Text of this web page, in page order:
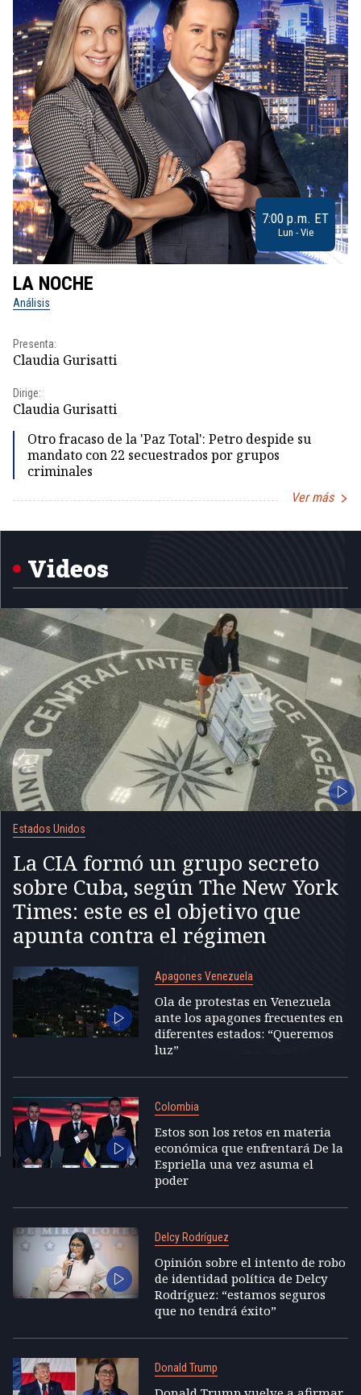
7:00 p.m. ET
Lun - Vie
LA NOCHE
Análisis
Presenta:
Claudia Gurisatti
Dirige:
Claudia Gurisatti
Otro fracaso de la 'Paz Total': Petro despide su
mandato con 22 secuestrados por grupos
criminales
Ver más
1
Videos
Estados Unidos
La CIA formó un grupo secreto
sobre Cuba, según The New York
Times: este es el objetivo que
apunta contra el régimen
Apagones Venezuela
Ola de protestas en Venezuela
ante los apagones frecuentes en
diferentes estados: “Queremos
luz”
Colombia
Estos son los retos en materia
económica que enfrentará De la
Espriella una vez asuma el
poder
Delcy Rodríguez
Opinión sobre el intento de robo
de identidad política de Delcy
Rodríguez: “estamos seguros
que no tendrá éxito”
Donald Trump